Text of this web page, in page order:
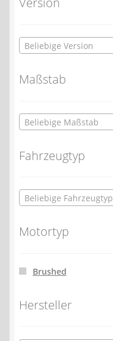
Beliebige Version
Maßstab
Beliebige Maßstab
Fahrzeugtyp
Beliebige Fahrzeugtyp
Motortyp
Brushed
Hersteller